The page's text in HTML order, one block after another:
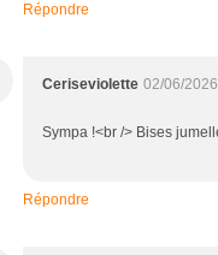
Répondre
Ceriseviolette 02/06/
Sympa !<br /> Bises
Répondre